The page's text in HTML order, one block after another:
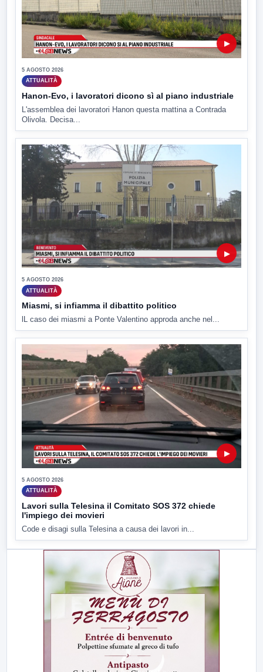
▶
5 AGOSTO 2026
ATTUALITÀ
Hanon-Evo, i lavoratori dicono sì al piano industriale
L'assemblea dei lavoratori Hanon questa mattina a Contrada
Olivola. Decisa...
▶
5 AGOSTO 2026
ATTUALITÀ
Miasmi, si infiamma il dibattito politico
lL caso dei miasmi a Ponte Valentino approda anche nel...
▶
5 AGOSTO 2026
ATTUALITÀ
Lavori sulla Telesina il Comitato SOS 372 chiede
l'impiego dei movieri
Code e disagi sulla Telesina a causa dei lavori in...